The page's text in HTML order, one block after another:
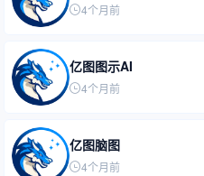
4个月前
亿图图示AI
4个月前
亿图脑图
4个月前